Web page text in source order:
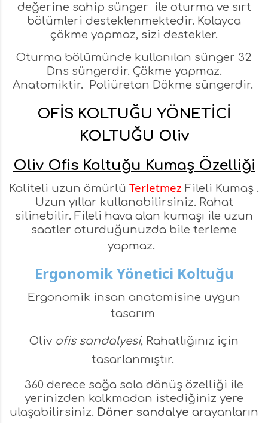
değerine sahip sünger ile oturma ve sırt
bölümleri desteklenmektedir. Kolayca
çökme yapmaz, sizi destekler.
Oturma bölümünde kullanılan sünger 32
Dns süngerdir. Çökme yapmaz.
Anatomiktir. Poliüretan Dökme süngerdir.
OFİS KOLTUĞU YÖNETİCİ
KOLTUĞU Oliv
Oliv Ofis Koltuğu Kumaş Özelliği
Kaliteli uzun ömürlü Terletmez Fileli Kumaş .
Uzun yıllar kullanabilirsiniz. Rahat
silinebilir. Fileli hava alan kumaşı ile uzun
saatler oturduğunuzda bile terleme
yapmaz.
Ergonomik Yönetici Koltuğu
Ergonomik insan anatomisine uygun
tasarım
Oliv ofis sandalyesi, Rahatlığınız için
tasarlanmıştır.
360 derece sağa sola dönüş özelliği ile
yerinizden kalkmadan istediğiniz yere
ulaşabilirsiniz. Döner sandalye arayanların